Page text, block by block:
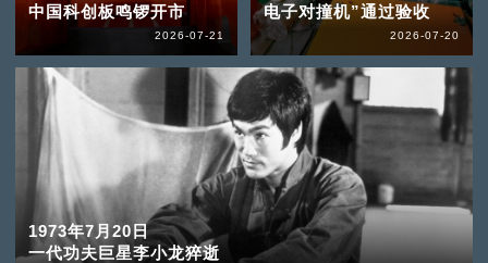
中国科创板鸣锣开市
2026-07-21
电子对撞机”通过验收
2026-07-20
1973年7月20日
一代功夫巨星李小龙猝逝